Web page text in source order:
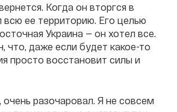
Когда он вторгся в
всю ее территорию. Его целью
Украина — он хотел все.
что, даже если будет какое-то
просто восстановит силы и
разочаровал. Я не совсем